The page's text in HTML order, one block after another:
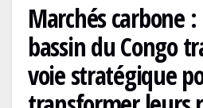
Marchés carbone :
bassin du Congo
voie stratégique